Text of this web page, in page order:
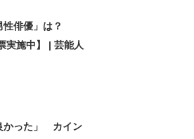
俳優」は？
実施中】 | 芸能人
かった」 カイン